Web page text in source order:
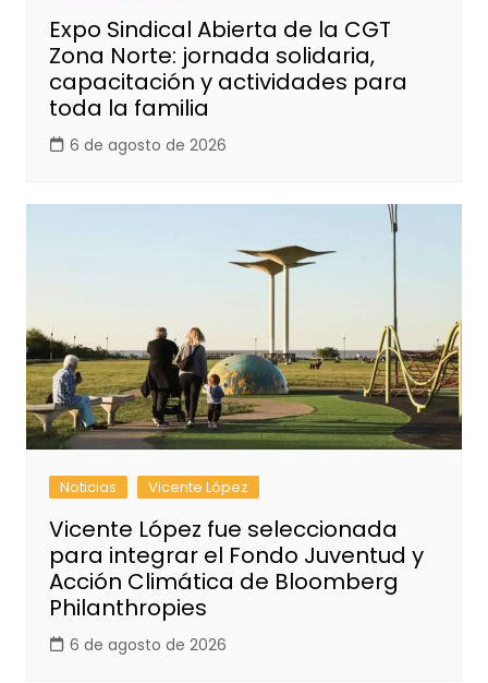
Expo Sindical Abierta de la CGT
Zona Norte: jornada solidaria,
capacitación y actividades para
toda la familia
6 de agosto de 2026
Noticias Vicente López
Vicente López fue seleccionada
para integrar el Fondo Juventud y
Acción Climática de Bloomberg
Philanthropies
6 de agosto de 2026